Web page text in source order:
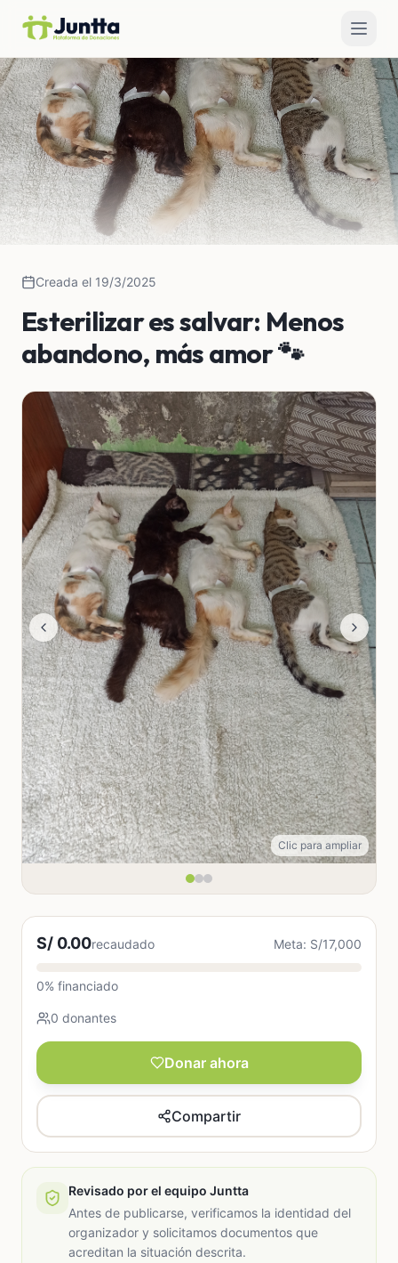
Creada el 19/3/2025
Esterilizar es salvar: Menos
abandono, más amor 🐾
Clic para ampliar
S/ 0.00recaudado Meta: S/17,000
0% financiado
0 donantes
Donar ahora
Compartir
Revisado por el equipo Juntta
Antes de publicarse, verificamos la identidad del
organizador y solicitamos documentos que
acreditan la situación descrita.